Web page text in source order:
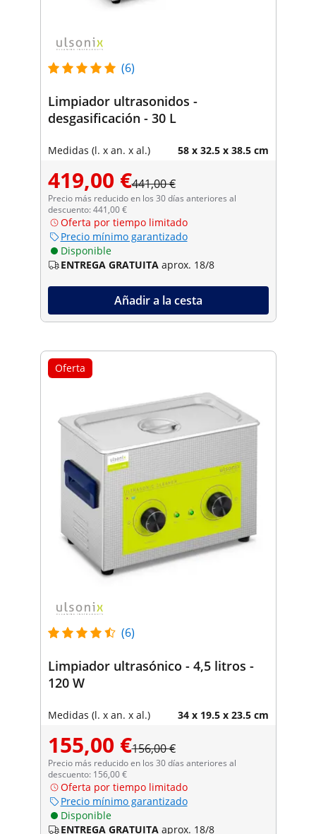
(6)
Limpiador ultrasonidos -
desgasificación - 30 L
Medidas (l. x an. x al.) 58 x 32.5 x 38.5 cm
419,00 €441,00 €
Precio más reducido en los 30 días anteriores al
descuento: 441,00 €
Oferta por tiempo limitado
Precio mínimo garantizado
Disponible
ENTREGA GRATUITA aprox. 18/8
Añadir a la cesta
Oferta
(6)
Limpiador ultrasónico - 4,5 litros -
120 W
Medidas (l. x an. x al.) 34 x 19.5 x 23.5 cm
155,00 €156,00 €
Precio más reducido en los 30 días anteriores al
descuento: 156,00 €
Oferta por tiempo limitado
Precio mínimo garantizado
Disponible
ENTREGA GRATUITA aprox. 18/8